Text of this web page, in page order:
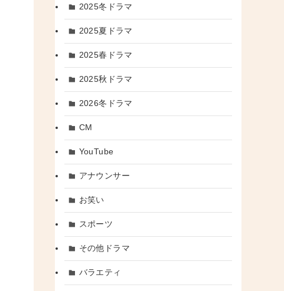
2025冬ドラマ
2025夏ドラマ
2025春ドラマ
2025秋ドラマ
2026冬ドラマ
CM
YouTube
アナウンサー
お笑い
スポーツ
その他ドラマ
バラエティ